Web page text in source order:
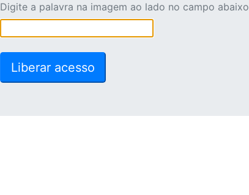
Digite a palavra na imagem ao lado no campo abaixo